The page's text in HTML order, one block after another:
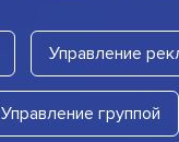
Управление
Управление группой